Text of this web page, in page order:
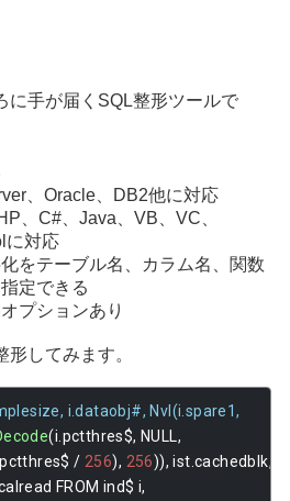
に手が届くSQL整形ツールで
、Oracle、DB2他に対応
、C#、Java、VB、VC、
に対応
をテーブル名、カラム名、関数
定できる
プションあり
してみます。
i.dataobj#, Nvl(i.spare1,
(i pctthres$, NULL,
pctthres$ / 256), 256)), ist cachedblk,
FROM ind$ i,